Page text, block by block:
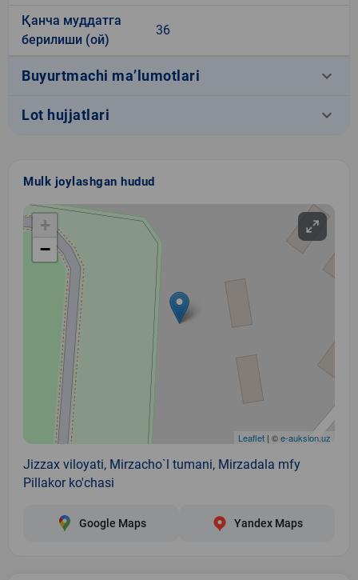
Қанча муддатга
берилиши (ой)
36
Buyurtmachi ma’lumotlari keyboard_arrow_down
Lot hujjatlari keyboard_arrow_down
Mulk joylashgan hudud
+
−
Leaflet | ©e-auksion.uz
Jizzax viloyati, Mirzacho`l tumani, Mirzadala mfy
Pillakor ko'chasi
Google Maps Yandex Maps